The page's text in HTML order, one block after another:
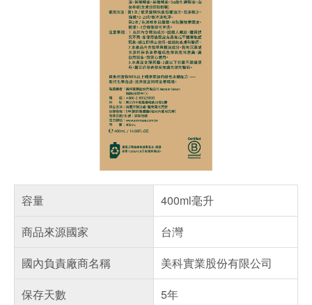
容量
400ml毫升
商品來源國家
台灣
國內負責廠商名稱
美科實業股份有限公司
保存天數
5年